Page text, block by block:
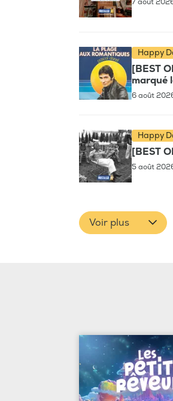
7 août
Happy
[BEST
marqué
6 août
Happy
[BEST
5 août
Voir plus